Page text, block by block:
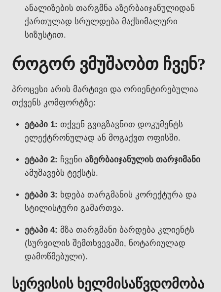
ანალიზების თარგმნა აზერბაიჯანულიდან
ქართულად სრულდება მაქსიმალური
სიზუსტით.
როგორ ვმუშაობთ ჩვენ?
პროცესი არის მარტივი და ორიენტირებულია
თქვენს კომფორტზე:
ეტაპი 1: თქვენ გვიგზავნით დოკუმენტს
ელექტრონულად ან მოგაქვთ ოფისში.
ეტაპი 2: ჩვენი აზერბაიჯანულის თარჯიმანი
ამუშავებს ტექსტს.
ეტაპი 3: ხდება თარგმანის კორექტურა და
სტილისტური გამართვა.
ეტაპი 4: მზა თარგმანი ბარდება კლიენტს
(სურვილის შემთხვევაში, ნოტარიულად
დამოწმებული).
სერვისის ხელმისაწვდომობა